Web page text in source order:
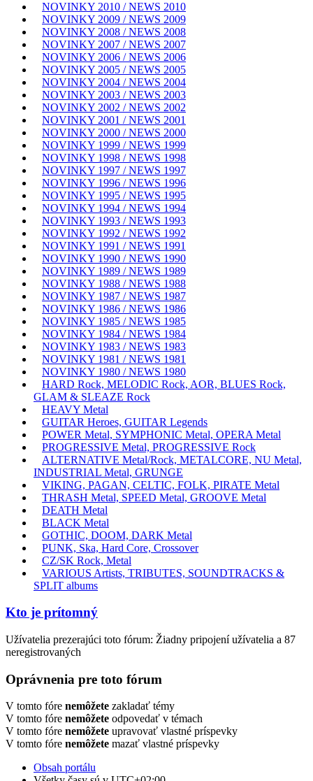
NOVINKY 2010 / NEWS 2010
NOVINKY 2009 / NEWS 2009
NOVINKY 2008 / NEWS 2008
NOVINKY 2007 / NEWS 2007
NOVINKY 2006 / NEWS 2006
NOVINKY 2005 / NEWS 2005
NOVINKY 2004 / NEWS 2004
NOVINKY 2003 / NEWS 2003
NOVINKY 2002 / NEWS 2002
NOVINKY 2001 / NEWS 2001
NOVINKY 2000 / NEWS 2000
NOVINKY 1999 / NEWS 1999
NOVINKY 1998 / NEWS 1998
NOVINKY 1997 / NEWS 1997
NOVINKY 1996 / NEWS 1996
NOVINKY 1995 / NEWS 1995
NOVINKY 1994 / NEWS 1994
NOVINKY 1993 / NEWS 1993
NOVINKY 1992 / NEWS 1992
NOVINKY 1991 / NEWS 1991
NOVINKY 1990 / NEWS 1990
NOVINKY 1989 / NEWS 1989
NOVINKY 1988 / NEWS 1988
NOVINKY 1987 / NEWS 1987
NOVINKY 1986 / NEWS 1986
NOVINKY 1985 / NEWS 1985
NOVINKY 1984 / NEWS 1984
NOVINKY 1983 / NEWS 1983
NOVINKY 1981 / NEWS 1981
NOVINKY 1980 / NEWS 1980
HARD Rock, MELODIC Rock, AOR, BLUES Rock,
GLAM & SLEAZE Rock
HEAVY Metal
GUITAR Heroes, GUITAR Legends
POWER Metal, SYMPHONIC Metal, OPERA Metal
PROGRESSIVE Metal, PROGRESSIVE Rock
ALTERNATIVE Metal/Rock, METALCORE, NU Metal,
INDUSTRIAL Metal, GRUNGE
VIKING, PAGAN, CELTIC, FOLK, PIRATE Metal
THRASH Metal, SPEED Metal, GROOVE Metal
DEATH Metal
BLACK Metal
GOTHIC, DOOM, DARK Metal
PUNK, Ska, Hard Core, Crossover
CZ/SK Rock, Metal
VARIOUS Artists, TRIBUTES, SOUNDTRACKS &
SPLIT albums
Kto je prítomný
Užívatelia prezerajúci toto fórum: Žiadny pripojení užívatelia a 87
neregistrovaných
Oprávnenia pre toto fórum
V tomto fóre nemôžete zakladať témy
V tomto fóre nemôžete odpovedať v témach
V tomto fóre nemôžete upravovať vlastné príspevky
V tomto fóre nemôžete mazať vlastné príspevky
Obsah portálu